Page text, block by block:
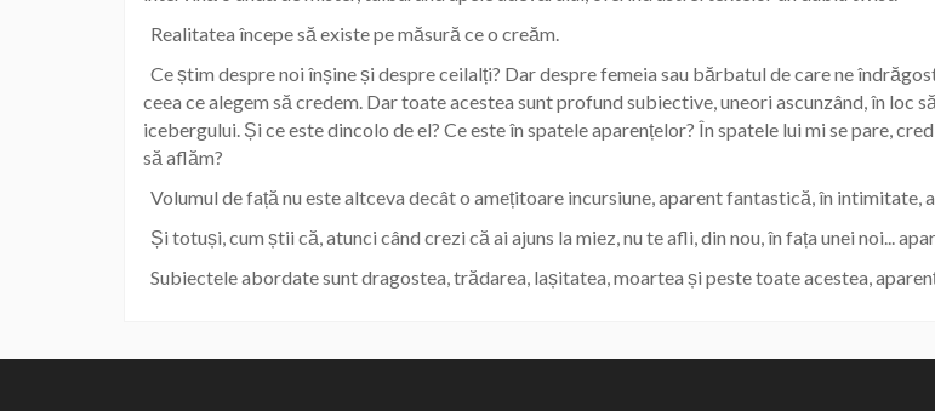
Realitatea începe să existe pe măsură ce o creăm.
Ce știm despre noi înșine și despre ceilalți? Dar despre femeia sau bărbatul de care ne
ceea ce alegem să credem. Dar toate acestea sunt profund subiective, uneori ascunzând, în loc
icebergului. Și ce este dincolo de el? Ce este în spatele aparențelor? În spatele lui mi se pare,
să aflăm?
Volumul de față nu este altceva decât o amețitoare incursiune, aparent fantastică, în intimitate,
Și totuși, cum știi că, atunci când crezi că ai ajuns la miez, nu te afli, din nou, în fața unei noi...
Subiectele abordate sunt dragostea, trădarea, lașitatea, moartea și peste toate acestea,